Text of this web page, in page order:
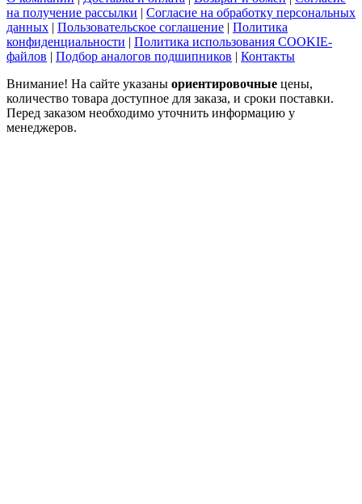
на получение рассылки | Согласие на обработку персональных
данных | Пользовательское соглашение | Политика
конфиденциальности | Политика использования COOKIE-
файлов | Подбор аналогов подшипников | Контакты
Внимание! На сайте указаны ориентировочные цены,
количество товара доступное для заказа, и сроки поставки.
Перед заказом необходимо уточнить информацию у
менеджеров.